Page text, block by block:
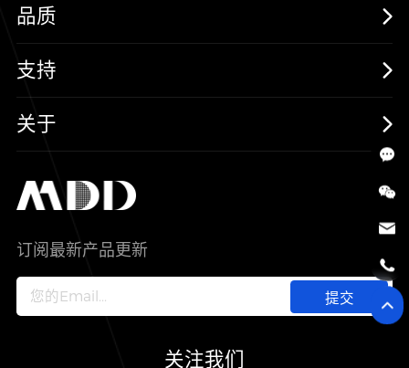
保护器件
三极管
SiC
IC
消费电子
汽车电子
新能源
智能家居
新兴行业
品质
可靠性实验室
质量与环境
其他信息(PCN)
支持
样品与支持
关于
加入我们
订阅最新产品更新
提交
关注我们